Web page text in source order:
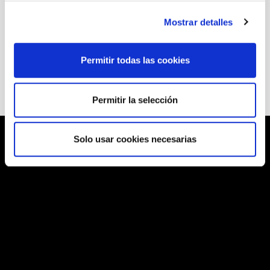
Mostrar detalles
Permitir todas las cookies
Permitir la selección
Solo usar cookies necesarias